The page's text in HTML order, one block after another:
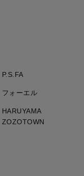
P.S.FA
フォーエル
HARUYAMA
ZOZOTOWN